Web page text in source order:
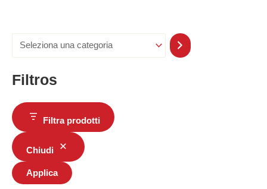
Filtros
Filtra prodotti
Chiudi
Applica